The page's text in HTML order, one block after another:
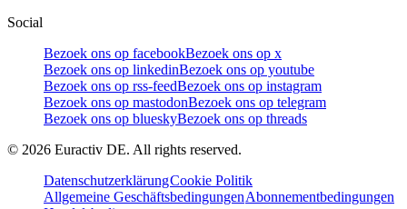
Social
Bezoek ons op facebookBezoek ons op x
Bezoek ons op linkedinBezoek ons op youtube
Bezoek ons op rss-feedBezoek ons op instagram
Bezoek ons op mastodonBezoek ons op telegram
Bezoek ons op blueskyBezoek ons op threads
© 2026 Euractiv DE. All rights reserved.
DatenschutzerklärungCookie Politik
Allgemeine GeschäftsbedingungenAbonnementbedingungen